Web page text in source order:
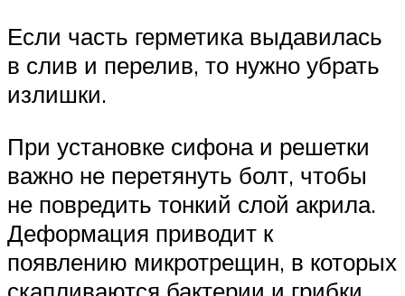
Если часть герметика выдавилась
в слив и перелив, то нужно убрать
излишки.
При установке сифона и решетки
важно не перетянуть болт, чтобы
не повредить тонкий слой акрила.
Деформация приводит к
появлению микротрещин, в которых